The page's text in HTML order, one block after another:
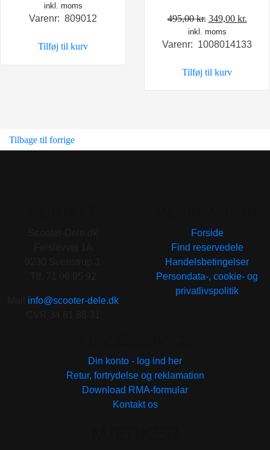
inkl. moms
Varenr: 809012
Tilføj til kurv
495,00kr. Den
oprindelige
pris
495,00 kr..
349,00 kr.
pris
inkl. moms
Varenr: 1008014133
Tilføj til kurv
Tilbage til forrige
info@scooter-dele.dk
Forside
Find reservedele
Handelsbetingelser
Persondata-, cookie- og
privatlivspolitik
Din konto - log ind her
Retur, fortrydelse og reklamation
Download RMA-formular
Kontakt os